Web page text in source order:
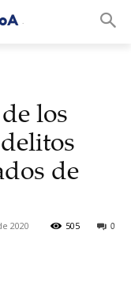
los
de
2020 0
505